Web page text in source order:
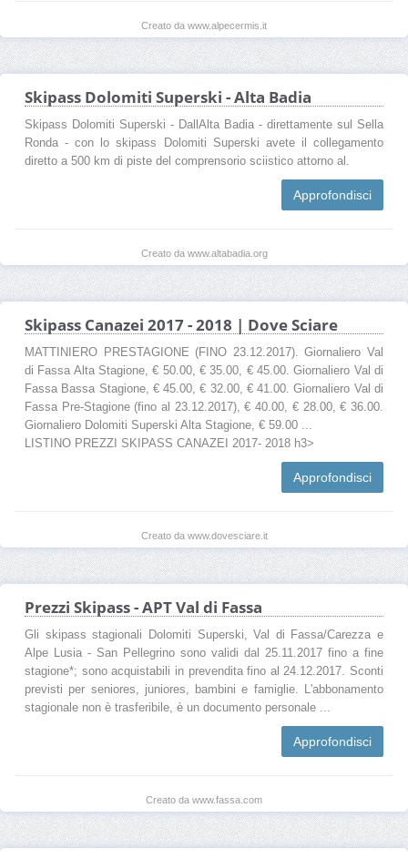
Creato da www.alpecermis.it
Skipass Dolomiti Superski - Alta Badia
Skipass Dolomiti Superski - DallAlta Badia - direttamente sul Sella
Ronda - con lo skipass Dolomiti Superski avete il collegamento
diretto a 500 km di piste del comprensorio sciistico attorno al.
Approfondisci
Creato da www.altabadia.org
Skipass Canazei 2017 - 2018 | Dove Sciare
MATTINIERO PRESTAGIONE (FINO 23.12.2017). Giornaliero Val
di Fassa Alta Stagione, € 50.00, € 35.00, € 45.00. Giornaliero Val di
Fassa Bassa Stagione, € 45.00, € 32.00, € 41.00. Giornaliero Val di
Fassa Pre-Stagione (fino al 23.12.2017), € 40.00, € 28.00, € 36.00.
Giornaliero Dolomiti Superski Alta Stagione, € 59.00 ...
LISTINO PREZZI SKIPASS CANAZEI 2017- 2018 h3>
Approfondisci
Creato da www.dovesciare.it
Prezzi Skipass - APT Val di Fassa
Gli skipass stagionali Dolomiti Superski, Val di Fassa/Carezza e
Alpe Lusia - San Pellegrino sono validi dal 25.11.2017 fino a fine
stagione*; sono acquistabili in prevendita fino al 24.12.2017. Sconti
previsti per seniores, juniores, bambini e famiglie. L'abbonamento
stagionale non è trasferibile, è un documento personale ...
Approfondisci
Creato da www.fassa.com